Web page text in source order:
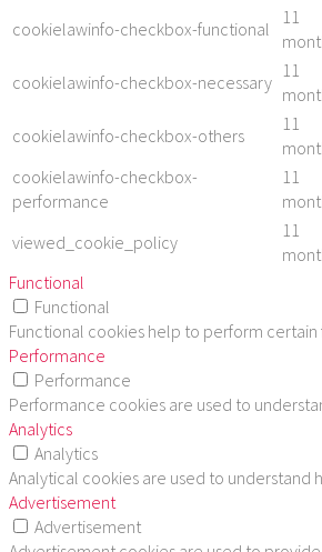
cookielawinfo-checkbox-functional
11
cookielawinfo-checkbox-necessary
11
cookielawinfo-checkbox-others
11
cookielawinfo-checkbox-
performance
11
viewed_cookie_policy
11
Functional
Functional
Functional cookies help to perform
Performance
Performance
Performance cookies are used to
Analytics
Analytics
Analytical cookies are used to understand
Advertisement
Advertisement